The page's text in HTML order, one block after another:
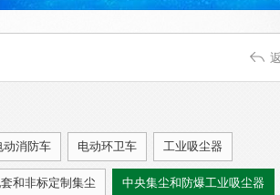
动消防车 电动环卫车 工业吸尘器
和非标定制集尘 中央集尘和防爆工业吸尘器